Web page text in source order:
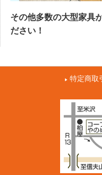
その他多数の大型家具
ださい！
特定商取